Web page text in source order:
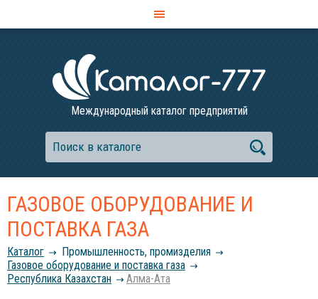
Международный каталог предприятий
ГАЗОВОЕ ОБОРУДОВАНИЕ И
ПОСТАВКА ГАЗА
Каталог
Промышленность, промизделия
Газовое оборудование и поставка газа
Республика Казахстан
Алма-Ата